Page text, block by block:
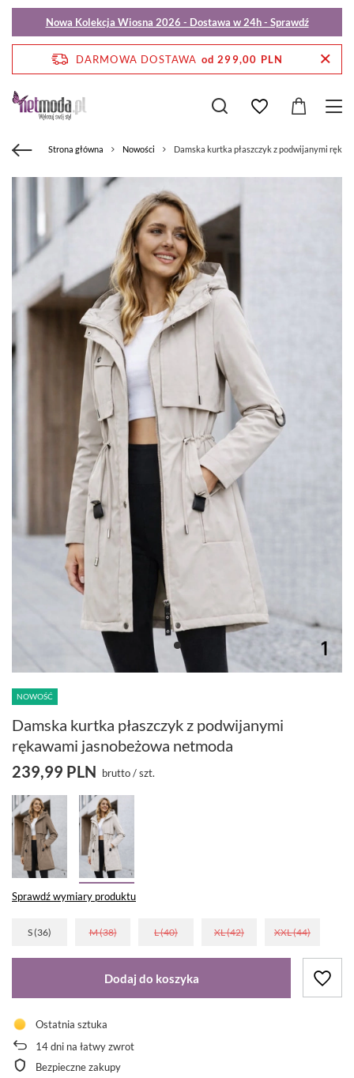
Nowa Kolekcja Wiosna 2026 - Dostawa w 24h - Sprawdź
DARMOWA DOSTAWA od 299,00 PLN
Strona główna Nowości Damska kurtka płaszczyk z podwijanymi
NOWOŚĆ
Damska kurtka płaszczyk z podwijanymi
rękawami jasnobeżowa netmoda
239,99 PLN brutto/szt.
Sprawdź wymiary produktu
S (36) M (38) L (40) XL (42) XXL (44)
Dodaj do koszyka
Ostatnia sztuka
14dni na łatwy zwrot
Bezpieczne zakupy